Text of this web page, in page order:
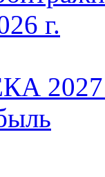
г.
2027: